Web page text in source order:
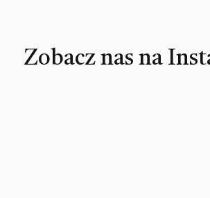
Zobacz nas na